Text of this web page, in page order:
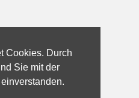
Cookies. Durch
Sie mit der